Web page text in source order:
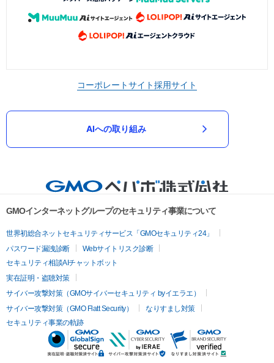
コーポレートサイト採用サイト
AIへの取り組み
GMOインターネットグループのセキュリティ事業について
世界初総合ネットセキュリティサービス「GMOセキュリティ24」
パスワード漏洩診断
Webサイトリスク診断
セキュリティ相談AIチャットボット
実在証明・盗聴対策
サイバー攻撃対策（GMOサイバーセキュリティ byイエラエ）
サイバー攻撃対策（GMO Flatt Security）
なりすまし対策
セキュリティ事業の軌跡